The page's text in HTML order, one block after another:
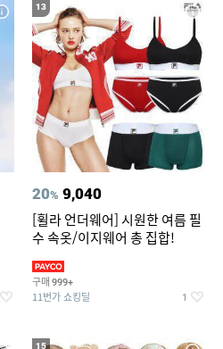
13
20% 9,040
[휠라 언더웨어] 시원한 여름 필
수 속옷/이지웨어 총 집합!
구매 999+
11번가 쇼킹딜 1
15